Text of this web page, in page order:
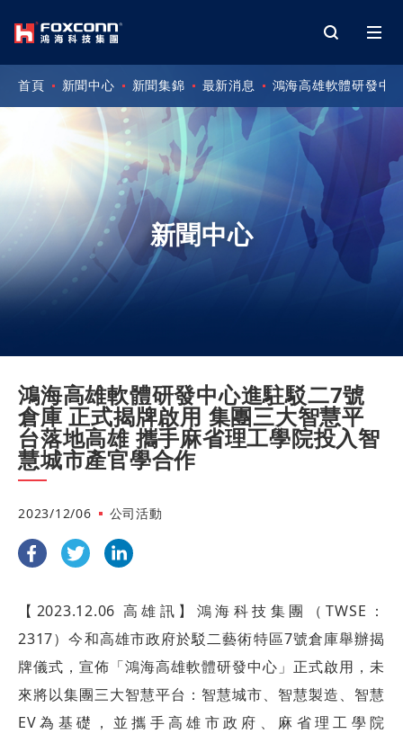
新聞中心
首頁 新聞中心 新聞集錦 最新消息 鴻海高雄軟體研發中
鴻海高雄軟體研發中心進駐駁二7號
倉庫 正式揭牌啟用 集團三大智慧平
台落地高雄 攜手麻省理工學院投入智
慧城市產官學合作
2023/12/06 公司活動
【2023.12.06 高雄訊】鴻海科技集團（TWSE：
2317）今和高雄市政府於駁二藝術特區7號倉庫舉辦揭
牌儀式，宣佈「鴻海高雄軟體研發中心」正式啟用，未
來將以集團三大智慧平台：智慧城市、智慧製造、智慧
EV為基礎，並攜手高雄市政府、麻省理工學院